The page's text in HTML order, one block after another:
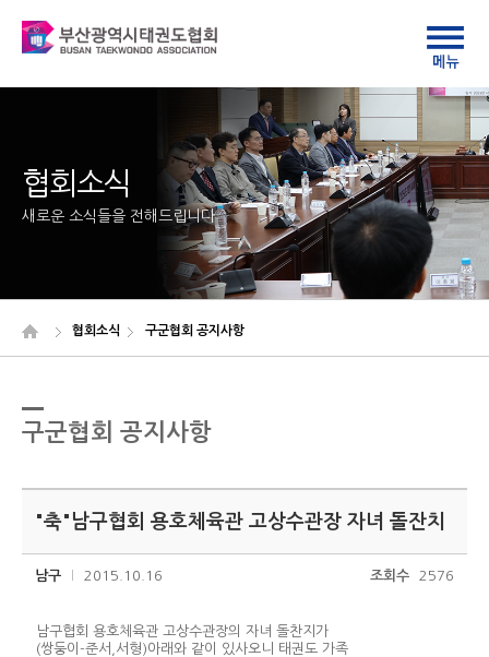
협회소식
새로운 소식들을 전해드립니다
협회소식 구군협회 공지사항
구군협회 공지사항
"축"남구협회 용호체육관 고상수관장 자녀 돌잔치
남구 2015.10.16 조회수 2576
남구협회 용호체육관 고상수관장의 자녀 돌찬지가
(쌍둥이-준서,서형)아래와 같이 있사오니 태권도 가족